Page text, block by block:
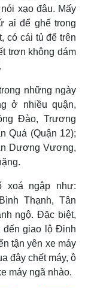
xạo đâu. Mấy
ai để ghế trong
có cái tủ để trên
trơn không dám
những ngày
ở nhiều quận,
Đào, Trương
Quá (Quận 12);
Dương Vương,
xoá ngập như:
Thạnh, Tân
ngộ. Đặc biệt,
giao lộ Đinh
tận yên xe máy
đây chết máy, ô
máy ngã nhào.